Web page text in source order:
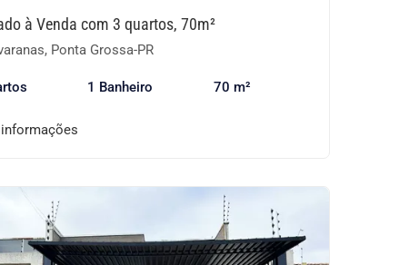
à Venda com 3 quartos, 70m²
Ponta Grossa-PR
1 Banheiro 70 m²